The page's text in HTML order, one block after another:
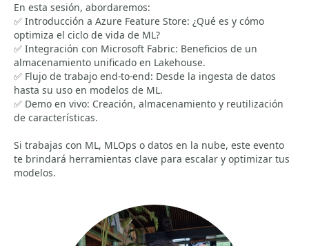
En esta sesión, abordaremos:
✅ Introducción a Azure Feature Store: ¿Qué es y cómo
optimiza el ciclo de vida de ML?
✅ Integración con Microsoft Fabric: Beneficios de un
almacenamiento unificado en Lakehouse.
✅ Flujo de trabajo end-to-end: Desde la ingesta de datos
hasta su uso en modelos de ML.
✅ Demo en vivo: Creación, almacenamiento y reutilización
de características.
Si trabajas con ML, MLOps o datos en la nube, este evento
te brindará herramientas clave para escalar y optimizar tus
modelos.